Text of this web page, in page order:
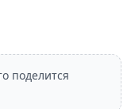
поделится